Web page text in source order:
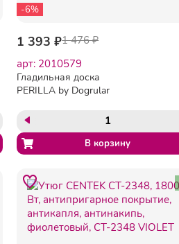
-6%
1 393 ₽1 476 ₽
арт: 2010579
Гладильная доска
PERILLA by Dogrular